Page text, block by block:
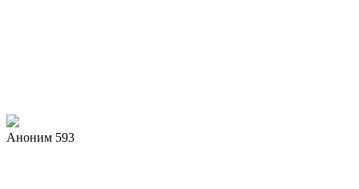
Аноним 593